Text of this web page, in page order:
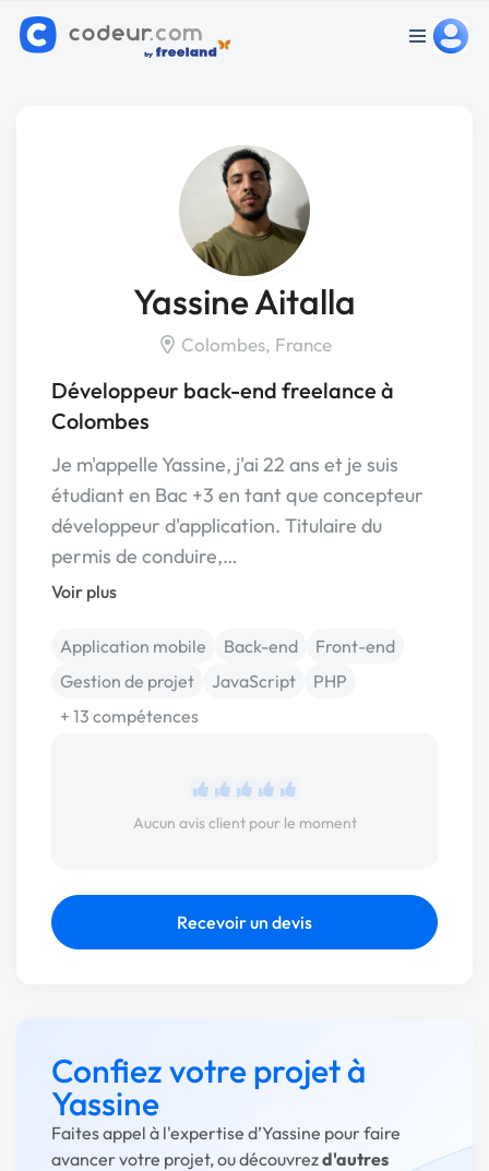
Yassine Aitalla
Colombes, France
Développeur back-end freelance à
Colombes
Je m'appelle Yassine, j'ai 22 ans et je suis
étudiant en Bac +3 en tant que concepteur
développeur d'application. Titulaire du
permis de conduire,…
Voir plus
Application mobile Back-end
Front-end
Gestion de projet
JavaScript
PHP
+ 13 compétences
Aucun avis client pour le moment
Recevoir un devis
Confiez votre projet à
Yassine
Faites appel à l'expertise d’Yassine pour faire
avancer votre projet, ou découvrezd'autres